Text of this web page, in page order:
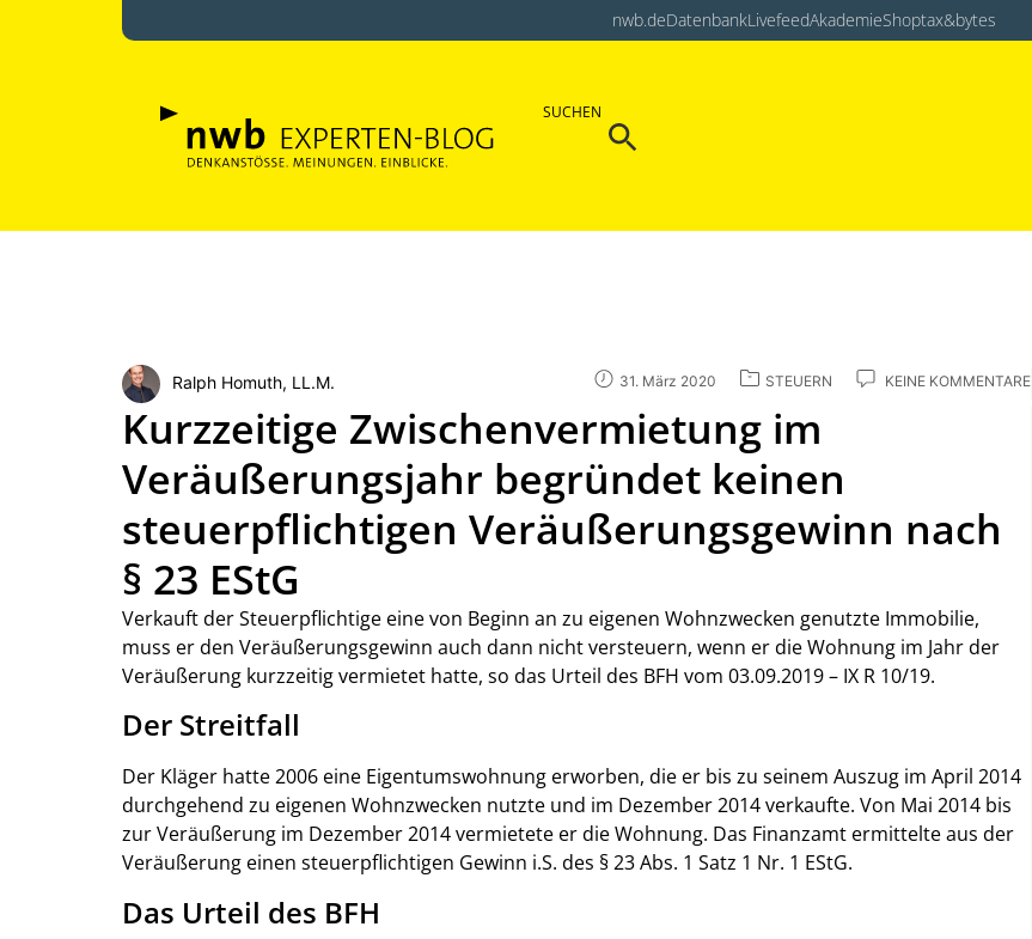
nwb.deDatenbankLivefeedAkademieShoptax&bytes
SUCHEN
Search
Ralph Homuth, LL.M. 31. März 2020 STEUERN KEINE KOMMENTARE
Kurzzeitige Zwischenvermietung im
Veräußerungsjahr begründet keinen
steuerpflichtigen Veräußerungsgewinn nach
§ 23 EStG
Verkauft der Steuerpflichtige eine von Beginn an zu eigenen Wohnzwecken genutzte Immobilie,
muss er den Veräußerungsgewinn auch dann nicht versteuern, wenn er die Wohnung im Jahr der
Veräußerung kurzzeitig vermietet hatte, so das Urteil des BFH vom 03.09.2019 – IX R 10/19.
Der Streitfall
Der Kläger hatte 2006 eine Eigentumswohnung erworben, die er bis zu seinem Auszug im April 2014
durchgehend zu eigenen Wohnzwecken nutzte und im Dezember 2014 verkaufte. Von Mai 2014 bis
zur Veräußerung im Dezember 2014 vermietete er die Wohnung. Das Finanzamt ermittelte aus der
Veräußerung einen steuerpflichtigen Gewinn i.S. des § 23 Abs. 1 Satz 1 Nr. 1 EStG.
Das Urteil des BFH